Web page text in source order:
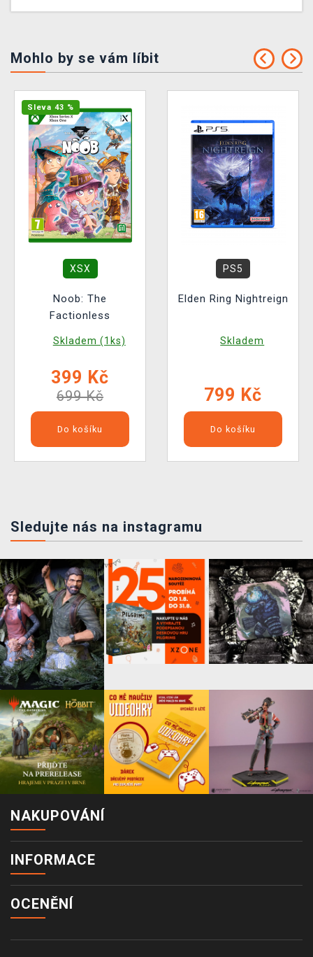
Mohlo by se vám líbit
Sleva 43 %
XSX
Noob: The
Factionless
Skladem (1ks)
399 Kč
699 Kč
Do košíku
PS5
Elden Ring Nightreign
Skladem
799 Kč
Do košíku
Sledujte nás na instagramu
NAKUPOVÁNÍ
INFORMACE
OCENĚNÍ